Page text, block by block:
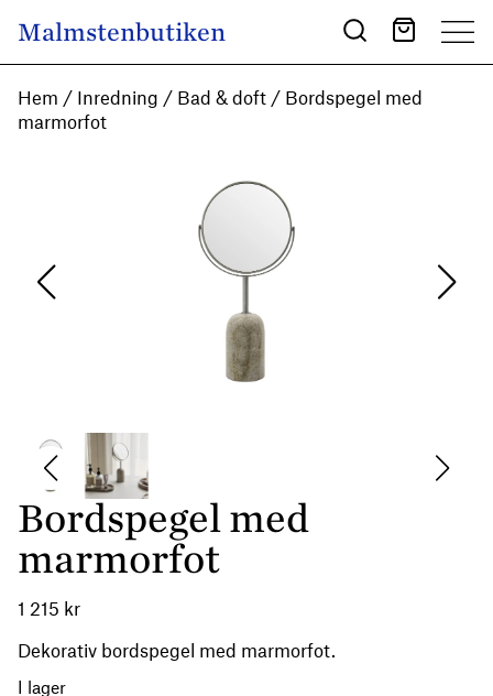
Main Navigation
Malmstenbutiken
Hem / Inredning / Bad & doft / Bordspegel med
marmorfot
Bordspegel med
marmorfot
1 215 kr
Dekorativ bordspegel med marmorfot.
I lager